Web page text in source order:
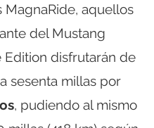
MagnaRide, aquellos
del Mustang
Edition disfrutarán de
sesenta millas por
, pudiendo al mismo